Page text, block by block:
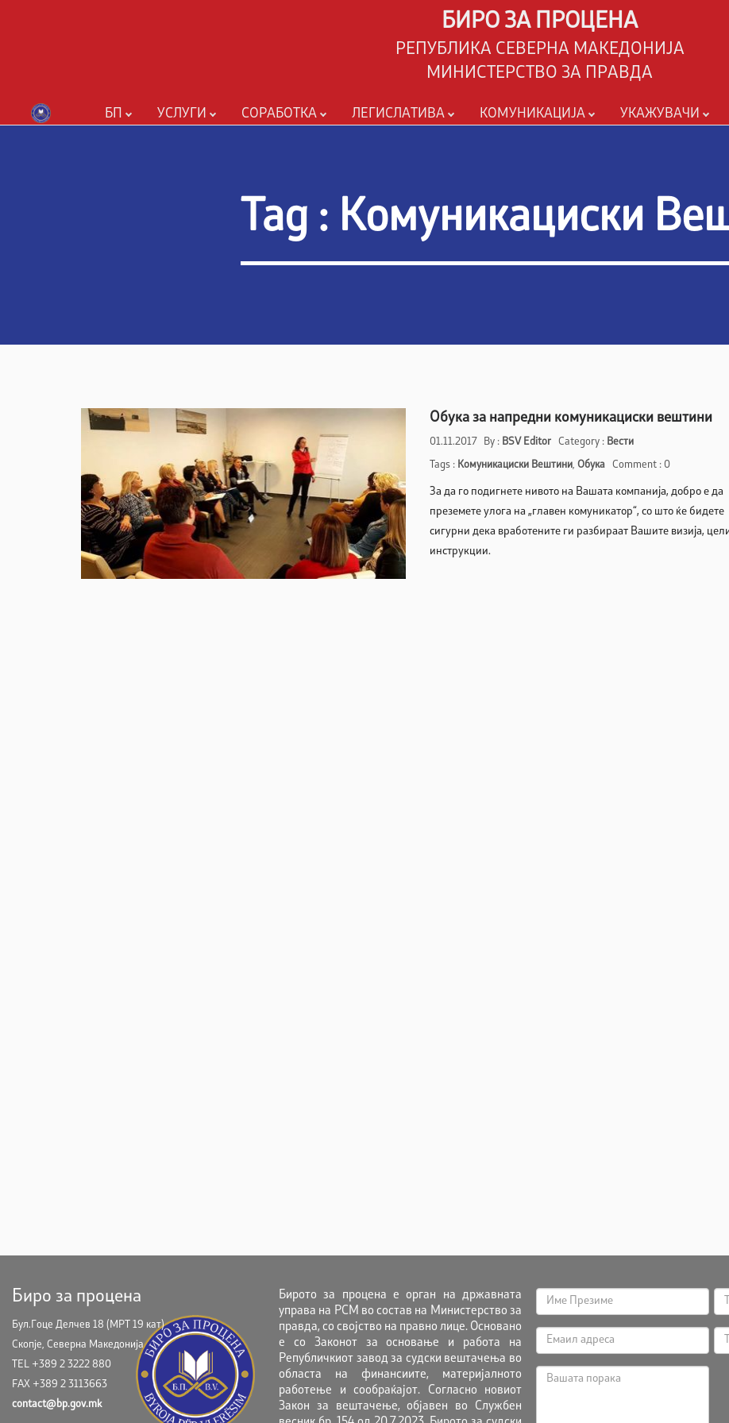
БИРО ЗА ПРОЦЕНА
РЕПУБЛИКА СЕВЕРНА МАКЕДОНИЈА
МИНИСТЕРСТВО ЗА ПРАВДА
БП УСЛУГИ СОРАБОТКА ЛЕГИСЛАТИВА КОМУНИКАЦИЈА УКАЖУВАЧИ
Tag : Комуникациски
Обука за напредни комуникациски вештини
01.11.2017 By : BSV Editor Category : Вести
Tags : Комуникациски Вештини, Обука Comment : 0
За да го подигнете нивото на Вашата компанија, добро е да
преземете улога на „главен комуникатор“, со што ќе бидете
сигурни дека вработените ги разбираат Вашите визија,
инструкции.
Биро за процена
Бул.Гоце Делчев 18 (МРТ 19 кат)
Скопје, Северна Македонија
TEL +389 2 3222 880
FAX +389 2 3113663
contact@bp.gov.mk
Бирото за процена е орган на државната
управа на РСМ во состав на Министерство за
правда, со својство на правно лице. Основано
е со Законот за основање и работа на
Републичкиот завод за судски вештачења во
областа на финансиите, материјалното
работење и сообраќајот. Согласно новиот
Закон за вештачење, објавен во Службен